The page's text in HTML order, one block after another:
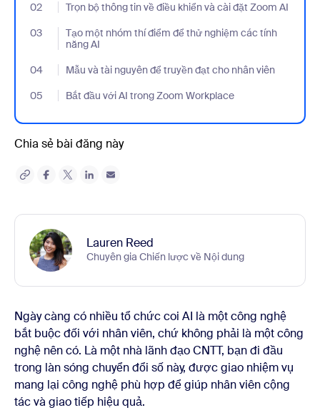
02 Trọn bộ thông tin về điều khiển và cài đặt Zoom AI
- Jumplink to Trọn bộ thông tin về điều khiển và cài đặt Zoom AI
03
Tạo một nhóm thí điểm để thử nghiệm các tính
năng AI
- Jumplink to Tạo một nhóm thí điểm để thử nghiệm các tính
04 Mẫu và tài nguyên để truyền đạt cho nhân viên
- Jumplink to Mẫu và tài nguyên để truyền đạt cho nhân viên
05
Bắt đầu với AI trong Zoom Workplace
- Jumplink to Bắt đầu với AI trong Zoom Workplace
Chia sẻ bài đăng này
Lauren Reed
Chuyên gia Chiến lược về Nội dung
Ngày càng có nhiều tổ chức coi AI là một công nghệ
bắt buộc đối với nhân viên, chứ không phải là một công
nghệ nên có. Là một nhà lãnh đạo CNTT, bạn đi đầu
trong làn sóng chuyển đổi số này, được giao nhiệm vụ
mang lại công nghệ phù hợp để giúp nhân viên cộng
tác và giao tiếp hiệu quả.